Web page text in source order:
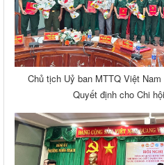
Chủ tịch Uỷ ban MTTQ Việt
Quyết định cho Chi